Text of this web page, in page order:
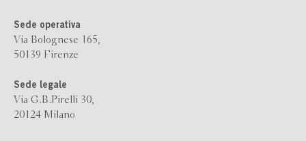
Sede operativa
Via Bolognese 165,
50139 Firenze
Sede legale
Via G.B.Pirelli 30,
20124 Milano